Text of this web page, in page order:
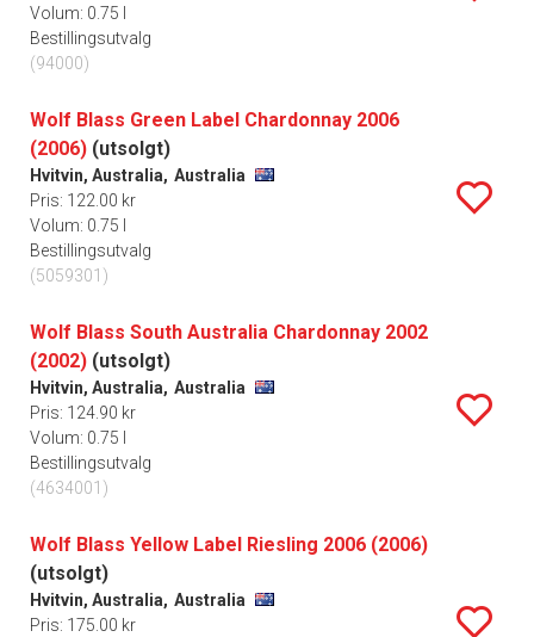
Volum: 0.75 l
Bestillingsutvalg
(94000)
Wolf Blass Green Label Chardonnay 2006
(2006) (utsolgt)
Hvitvin, Australia, Australia
Pris: 122.00 kr
Volum: 0.75 l
Bestillingsutvalg
(5059301)
Wolf Blass South Australia Chardonnay 2002
(2002) (utsolgt)
Hvitvin, Australia, Australia
Pris: 124.90 kr
Volum: 0.75 l
Bestillingsutvalg
(4634001)
Wolf Blass Yellow Label Riesling 2006 (2006)
(utsolgt)
Hvitvin, Australia, Australia
Pris: 175.00 kr